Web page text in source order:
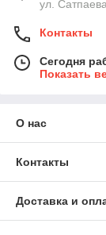
ул.
Контакты
Сегодня
Показать
О нас
Контакты
Доставка и